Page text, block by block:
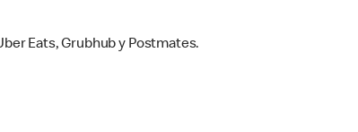
Eats, Grubhub y Postmates.